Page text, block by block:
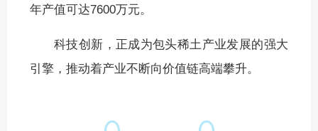
年产值可达7600万元。
科技创新，正成为包头稀土产业发展的强大
引擎，推动着产业不断向价值链高端攀升。